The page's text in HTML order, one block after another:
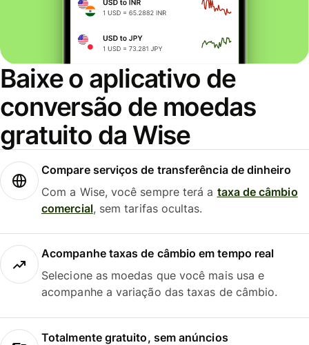
Baixe o aplicativo de
conversão de moedas
gratuito da Wise
Compare serviços de transferência de dinheiro
Com a Wise, você sempre terá a taxa de câmbio
comercial, sem tarifas ocultas.
Acompanhe taxas de câmbio em tempo real
Selecione as moedas que você mais usa e
acompanhe a variação das taxas de câmbio.
Totalmente gratuito, sem anúncios